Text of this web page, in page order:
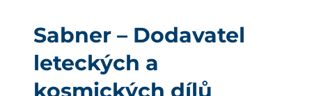
Sabner – Dodavatel
leteckých a